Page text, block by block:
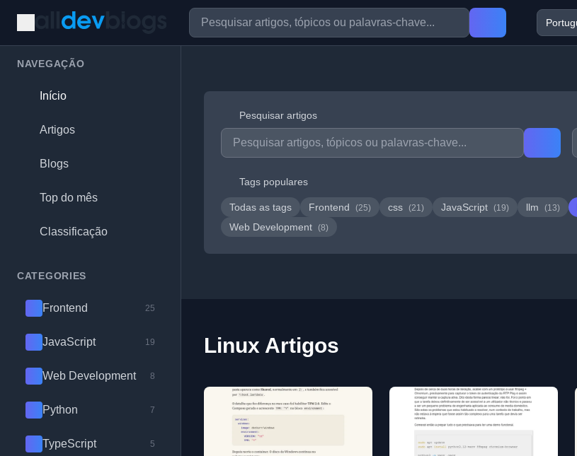
NAVEGAÇÃO
Início
Artigos
Blogs
Top do mês
Classificação
CATEGORIES
Frontend 25
JavaScript 19
Web Development 8
Python 7
TypeScript 5
Pesquisar artigos
Tags populares
Todas as tags Frontend (25) css (21) JavaScript (19) llm (13)
Web Development (8)
Linux Artigos